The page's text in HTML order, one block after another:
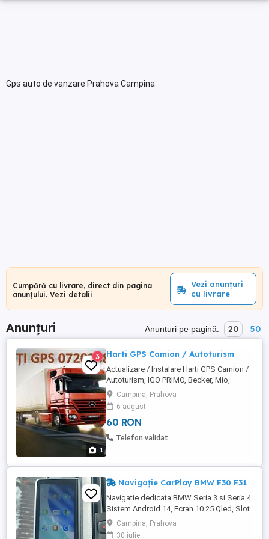
Gps auto de vanzare Prahova Campina
Cumpără cu livrare, direct din pagina
anunțului. Vezi detalii
Vezi anunțuri
cu livrare
Anunțuri Anunțuri pe pagină: 20 50
1
3 Harti GPS Camion / Autoturism
Actualizare / Instalare Harti GPS Camion /
Autoturism, IGO PRIMO, Becker, Mio,
Navon, Serioux, Evolio, etc
Campina, Prahova
6 august
60 RON
Telefon validat
Navigație CarPlay BMW F30 F31
Navigatie dedicata BMW Seria 3 si Seria 4
Sistem Android 14, Ecran 10.25 Qled, Slot
SIM 4G. Se monteaza plug & play, fara
modificari la instalatia masinii.
Campina, Prahova
30 iulie